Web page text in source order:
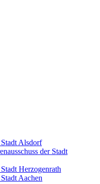
Alsdorf
der Stadt
Herzogenrath
Aachen